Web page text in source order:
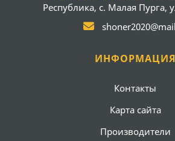
Республика, с. Малая Пурга,
ИНФОРМАЦИЯ
Контакты
Карта сайта
Производители